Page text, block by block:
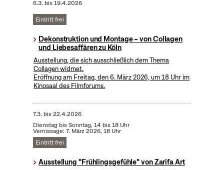
6.3. bis19.4.2026
Eintritt frei
Dekonstruktion und Montage – von Collagen
und Liebesaffären zu Köln
Ausstellung, die sich ausschließlich dem Thema
Collagen widmet.
Eröffnung am Freitag, den 6. März 2026, um 18 Uhr im
Kinosaal des Filmforums.
7.3. bis22.4.2026
Dienstag bis Sonntag, 14 bis 18 Uhr
Vernissage: 7. März 2026, 18 Uhr
Eintritt frei
Ausstellung "Frühlingsgefühle" von Zarifa Art